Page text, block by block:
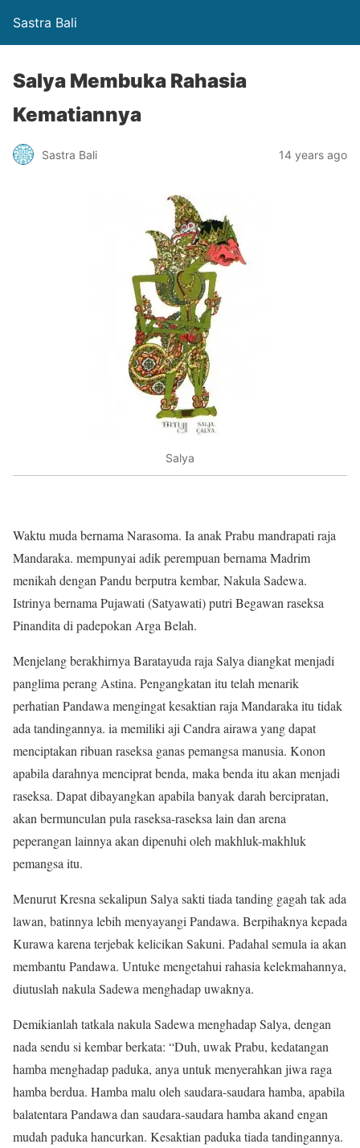
Sastra Bali
Salya Membuka Rahasia
Kematiannya
Sastra Bali 14 years ago
Salya
Waktu muda bernama Narasoma. Ia anak Prabu mandrapati raja
Mandaraka. mempunyai adik perempuan bernama Madrim
menikah dengan Pandu berputra kembar, Nakula Sadewa.
Istrinya bernama Pujawati (Satyawati) putri Begawan raseksa
Pinandita di padepokan Arga Belah.
Menjelang berakhirnya Baratayuda raja Salya diangkat menjadi
panglima perang Astina. Pengangkatan itu telah menarik
perhatian Pandawa mengingat kesaktian raja Mandaraka itu tidak
ada tandingannya. ia memiliki aji Candra airawa yang dapat
menciptakan ribuan raseksa ganas pemangsa manusia. Konon
apabila darahnya menciprat benda, maka benda itu akan menjadi
raseksa. Dapat dibayangkan apabila banyak darah bercipratan,
akan bermunculan pula raseksa-raseksa lain dan arena
peperangan lainnya akan dipenuhi oleh makhluk-makhluk
pemangsa itu.
Menurut Kresna sekalipun Salya sakti tiada tanding gagah tak ada
lawan, batinnya lebih menyayangi Pandawa. Berpihaknya kepada
Kurawa karena terjebak kelicikan Sakuni. Padahal semula ia akan
membantu Pandawa. Untuke mengetahui rahasia kelekmahannya,
diutuslah nakula Sadewa menghadap uwaknya.
Demikianlah tatkala nakula Sadewa menghadap Salya, dengan
nada sendu si kembar berkata: “Duh, uwak Prabu, kedatangan
hamba menghadap paduka, anya untuk menyerahkan jiwa raga
hamba berdua. Hamba malu oleh saudara-saudara hamba, apabila
balatentara Pandawa dan saudara-saudara hamba akand engan
mudah paduka hancurkan. Kesaktian paduka tiada tandingannya.